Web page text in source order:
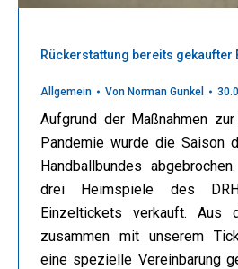
Rückerstattung bereits gekaufter
Allgemein Von Norman Gunkel
Aufgrund der Maßnahmen
Pandemie wurde die Saison
Handballbundes
drei Heimspiele des
Einzeltickets verkauft. Aus
zusammen mit unserem
eine spezielle Vereinbarung